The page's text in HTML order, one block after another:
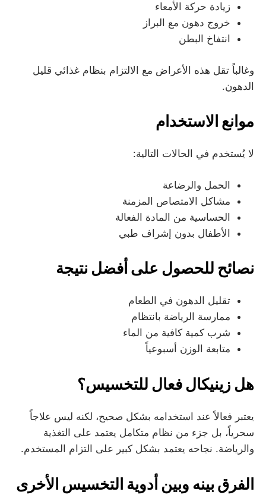
زيادة حركة الأمعاء
خروج دهون مع البراز
انتفاخ البطن
وغالباً تقل هذه الأعراض مع الالتزام بنظام غذائي قليل
الدهون.
موانع الاستخدام
لا يُستخدم في الحالات التالية:
الحمل والرضاعة
مشاكل الامتصاص المزمنة
الحساسية من المادة الفعالة
الأطفال بدون إشراف طبي
نصائح للحصول على أفضل نتيجة
تقليل الدهون في الطعام
ممارسة الرياضة بانتظام
شرب كمية كافية من الماء
متابعة الوزن أسبوعياً
هل زينيكال فعال للتخسيس؟
يعتبر فعالاً عند استخدامه بشكل صحيح، لكنه ليس علاجاً
سحرياً، بل جزء من نظام متكامل يعتمد على التغذية
والرياضة. نجاحه يعتمد بشكل كبير على التزام المستخدم.
الفرق بينه وبين أدوية التخسيس الأخرى